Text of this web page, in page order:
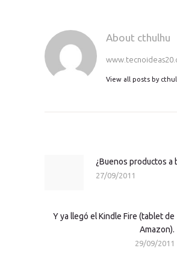
About cthulhu
View all posts by
entradasPrevious
post:
¿Buenos productos a
27/09/2011
Y ya llegó el Kindle Fire (tablet de
Amazon).
29/09/2011